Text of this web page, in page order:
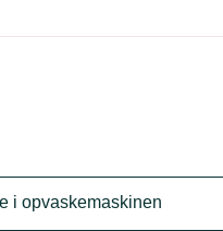
i opvaskemaskinen